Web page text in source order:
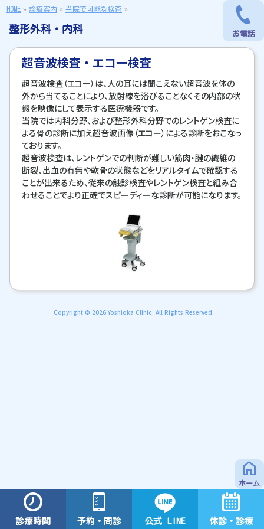
HOME » 診療案内 » 当院で可能な検査 »
整形外科・内科
超音波検査・エコー検査
超音波検査（エコー）は、人の耳には聞こえない超音波を体の
外から当てることにより、放射線を浴びることなくその内部の状
態を映像にして表示する医療機器です。
当院では内科分野、および整形外科分野でのレントゲン検査に
よる骨の診断に加え超音波画像（エコー）による診断をおこなっ
ております。
超音波検査は、レントゲンでの判断が難しい筋肉・腱の繊維の
断裂、出血の有無や軟骨の状態などをリアルタイムで確認する
ことが出来るため、従来の触診検査やレントゲン検査と組み合
わせることでより正確でスピーディーな診断が可能になります。
Copyright © 2026 Yoshioka Clinic. All Rights Reserved.
home
ホーム
診療時間 予約・問診 公式 LINE 休診・診療
お電話
お電話